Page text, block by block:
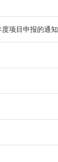
项目申报的通知